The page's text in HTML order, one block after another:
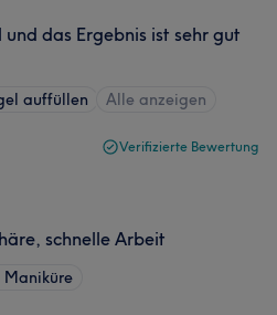
das Ergebnis ist sehr gut
auffüllen Alle anzeigen
Verifizierte Bewertung
schnelle Arbeit
Maniküre